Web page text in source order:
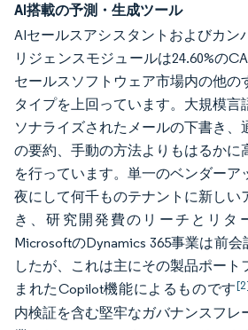
AI搭載の予測・生成ツール
AIセールスアシスタントおよびカン
リジェンスモジュールは24.60%の
セールスソフトウェア市場内の他の
タイプを上回っています。大規模言
ソナライズされたメールの下書き、
の要約、手動の方法よりもはるかに
を行っています。単一のベンダーア
夜にして何千ものテナントに新しい
き、研究開発費のリーチとリタ
MicrosoftのDynamics 365事業は前会
したが、これは主にその製品ポート
まれたCopilot機能によるものです
内検証を含む堅牢なガバナンスフレ